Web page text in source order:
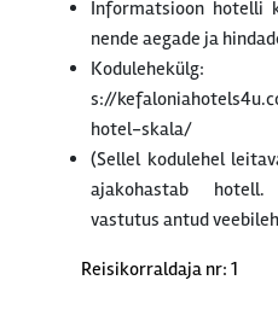
Informatsioon hotelli
nende aegade ja
Kodulehekülg:
s://
hotel-skala/
(Sellel kodulehel
ajakohastab hotell.
vastutus antud
Reisikorraldaja nr: 1